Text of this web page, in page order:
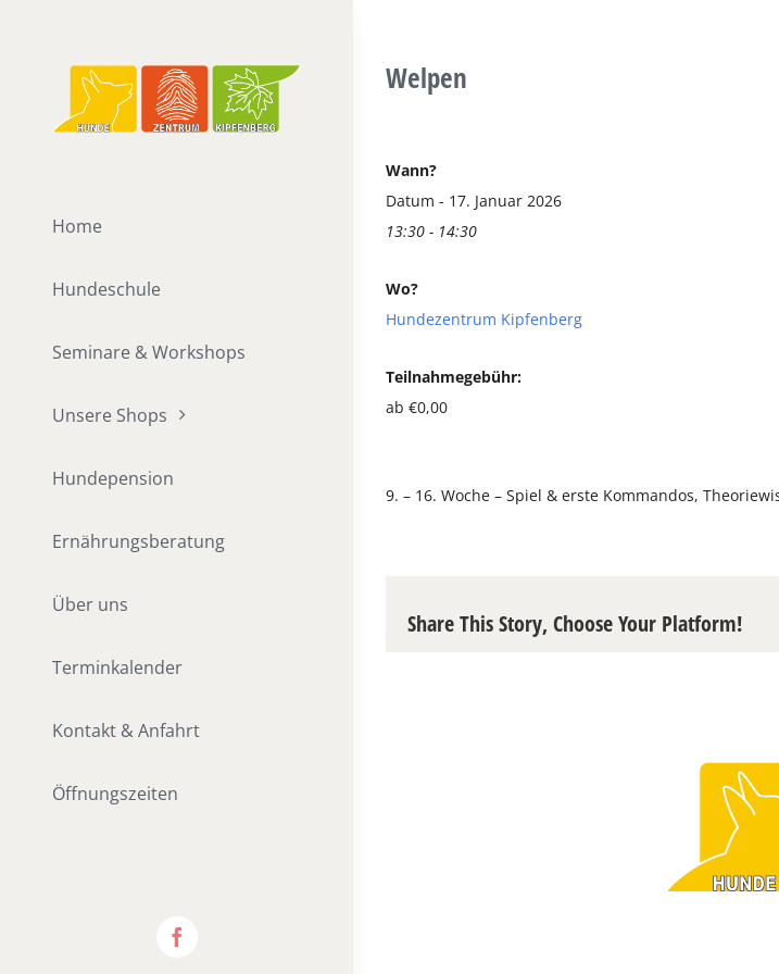
Home
Hundeschule
Seminare & Workshops
Unsere Shops
Hundepension
Ernährungsberatung
Über uns
Terminkalender
Kontakt & Anfahrt
Öffnungszeiten
Welpen
Wann?
Datum - 17. Januar 2026
13:30 - 14:30
Wo?
Hundezentrum Kipfenberg
Teilnahmegebühr:
ab €0,00
9. – 16. Woche – Spiel & erste Kommandos,
Share This Story, Choose Your Platform!